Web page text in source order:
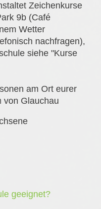
Zeichenkurse
9b (Café
Wetter
nachfragen),
siehe "Kurse
am Ort eurer
von Glauchau
geeignet?